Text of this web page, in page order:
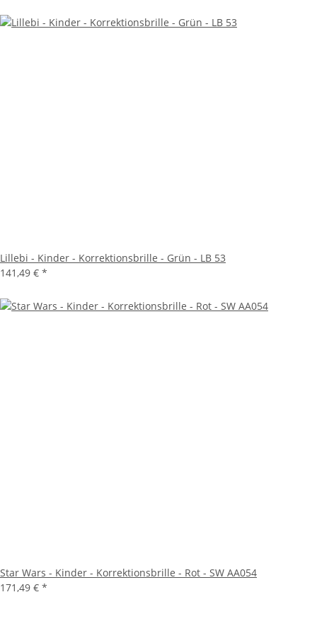
Lillebi - Kinder - Korrektionsbrille - Grün - LB 53
141,49 € *
Star Wars - Kinder - Korrektionsbrille - Rot - SW AA054
171,49 € *